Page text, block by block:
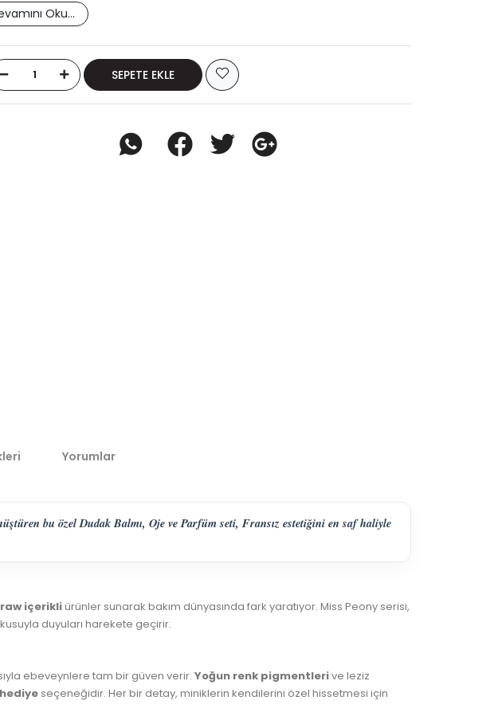
Oku...
SEPETE EKLE
Yorumlar
bu özel Dudak Balmı, Oje ve Parfüm seti, Fransız estetiğini en saf haliyle
içerikliürünler sunarak bakım dünyasında fark yaratıyor. Miss Peony serisi,
duyuları harekete geçirir.
ebeveynlere tam bir güven verir. Yoğun renk pigmentlerive leziz
seçeneğidir. Her bir detay, miniklerin kendilerini özel hissetmesi için